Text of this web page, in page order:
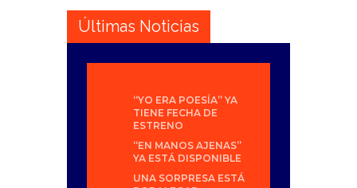
Últimas Noticias
“YO ERA POESÍA” YA
TIENE FECHA DE
ESTRENO
“EN MANOS AJENAS”
YA ESTÁ DISPONIBLE
UNA SORPRESA ESTÁ